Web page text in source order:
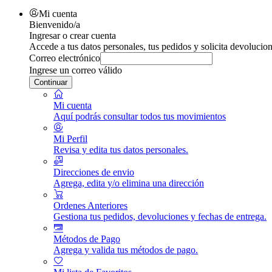
Mi cuenta
Bienvenido/a
Ingresar o crear cuenta
Accede a tus datos personales, tus pedidos y solicita
Correo electrónico
Ingrese un correo válido
Continuar
Mi cuenta
Aquí podrás consultar todos tus movimientos
Mi Perfil
Revisa y edita tus datos personales.
Direcciones de envio
Agrega, edita y/o elimina una dirección
Ordenes Anteriores
Gestiona tus pedidos, devoluciones y fechas de entrega.
Métodos de Pago
Agrega y valida tus métodos de pago.